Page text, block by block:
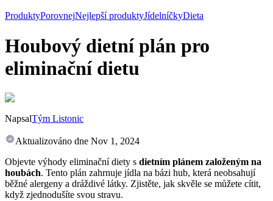
ProduktyPorovnejNejlepší produktyJídelníčkyDieta
Houbový dietní plán pro
eliminační dietu
NapsalTým Listonic
Aktualizováno dne Nov 1, 2024
Objevte výhody eliminační diety s dietním plánem založeným na
houbách. Tento plán zahrnuje jídla na bázi hub, která neobsahují
běžné alergeny a dráždivé látky. Zjistěte, jak skvěle se můžete cítit,
když zjednodušíte svou stravu.